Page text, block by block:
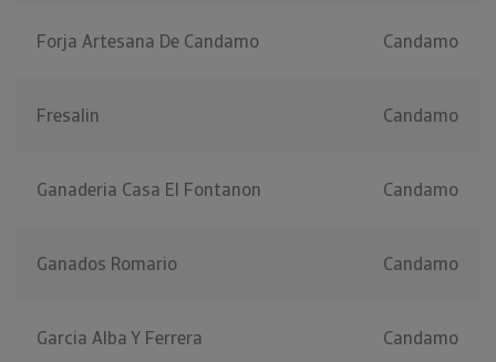
Forja Artesana De Candamo Candamo
Fresalin Candamo
Ganaderia Casa El Fontanon Candamo
Ganados Romario Candamo
Garcia Alba Y Ferrera Candamo